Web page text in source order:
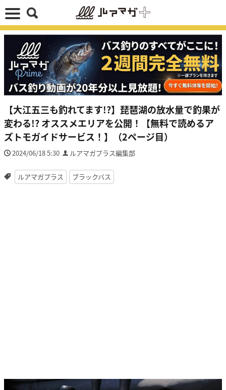
【大江五三も釣れてます!?】琵琶湖の放水量で釣果が
変わる!? オススメエリアを公開！【無料で読めるア
ズトモガイドサービス！】（2ページ目）
2024/06/18 5:30 ルアマガプラス編集部
ルアマガプラス ブラックバス